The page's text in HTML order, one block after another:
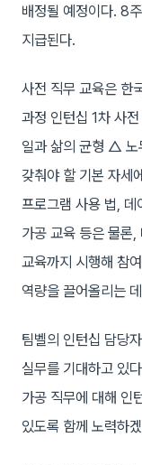
배정될 예정이다. 8
지급된다.
사전 직무 교육은 한
과정 인턴십 1차 사
일과 삶의 균형 △ 노
갖춰야 할 기본 자세
프로그램 사용 법, 데
가공 교육 등은 물론,
교육까지 시행해 참
역량을 끌어올리는
팀벨의 인턴십 담당
실무를 기대하고 있
가공 직무에 대해 인
있도록 함께 노력하